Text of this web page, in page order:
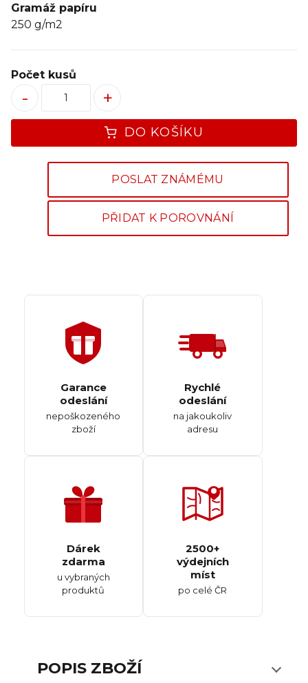
Gramáž papíru
250 g/m2
DO KOŠÍKU
Počet kusů
+
-
POSLAT ZNÁMÉMU
PŘIDAT K POROVNÁNÍ
Garance
odeslání
nepoškozeného
zboží
Rychlé
odeslání
na jakoukoliv
adresu
Dárek
zdarma
u vybraných
produktů
2500+
výdejních
míst
po celé ČR
POPIS ZBOŽÍ